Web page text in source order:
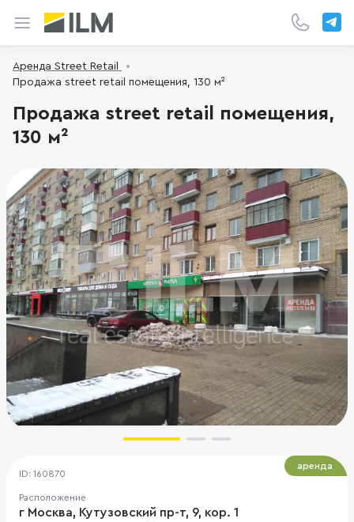
Аренда Street Retail
Продажа street retail помещения, 130 м²
Продажа street retail помещения,
130 м²
ID: 160870
Расположение
г Москва, Кутузовский пр-т, 9, кор. 1
аренда